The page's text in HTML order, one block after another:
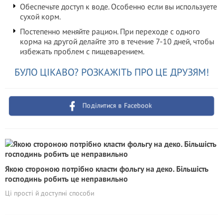
Обеспечьте доступ к воде. Особенно если вы используете
сухой корм.
Постепенно меняйте рацион. При переходе с одного
корма на другой делайте это в течение 7-10 дней, чтобы
избежать проблем с пищеварением.
БУЛО ЦІКАВО? РОЗКАЖІТЬ ПРО ЦЕ ДРУЗЯМ!
Поділитися в Facebook
Якою стороною потрібно класти фольгу на деко. Більшість
господинь робить це неправильно
Ці прості й доступні способи